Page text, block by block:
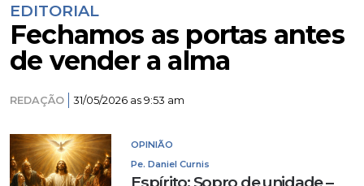
EDITORIAL
Fechamos as portas antes
de vender a alma
REDAÇÃO 31/05/2026 as 9:53 am
OPINIÃO
Pe. Daniel Curnis